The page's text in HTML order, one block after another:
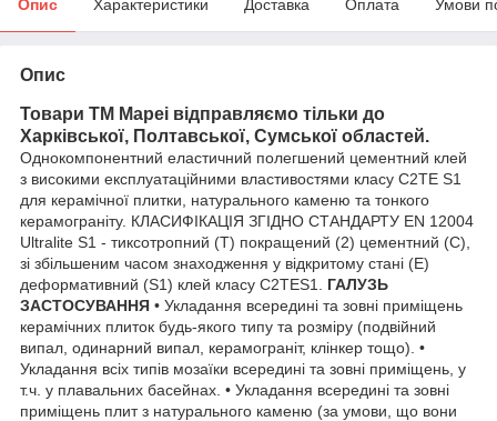
Опис Характеристики Доставка Оплата Умови
Опис
Товари ТМ Mapei відправляємо тільки до
Харківської, Полтавської, Сумської областей.
Однокомпонентний еластичний полегшений цементний клей
з високими експлуатаційними властивостями класу C2TE S1
для керамічної плитки, натурального каменю та тонкого
керамограніту. КЛАСИФІКАЦІЯ ЗГІДНО СТАНДАРТУ EN 12004
Ultralite S1 - тиксотропний (Т) покращений (2) цементний (С),
зі збільшеним часом знаходження у відкритому стані (Е)
деформативний (S1) клей класу С2ТЕS1. ГАЛУЗЬ
ЗАСТОСУВАННЯ • Укладання всередині та зовні приміщень
керамічних плиток будь-якого типу та розміру (подвійний
випал, одинарний випал, керамограніт, клінкер тощо). •
Укладання всіх типів мозаїки всередині та зовні приміщень, у
т.ч. у плавальних басейнах. • Укладання всередині та зовні
приміщень плит з натурального каменю (за умови, що вони